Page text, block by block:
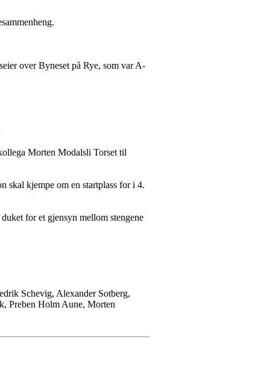
over Byneset på Rye, som var A-
Morten Modalsli Torset til
skal kjempe om en startplass for i 4.
for et gjensyn mellom stengene
Schevig, Alexander Sotberg,
Preben Holm Aune, Morten